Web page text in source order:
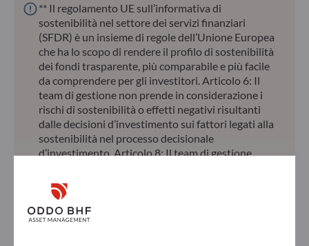
** Il regolamento UE sull’informativa di
sostenibilità nel settore dei servizi finanziari
(SFDR) è un insieme di regole dell’Unione Europea
che ha lo scopo di rendere il profilo di sostenibilità
dei fondi trasparente, più comparabile e più facile
da comprendere per gli investitori. Articolo 6: Il
team di gestione non prende in considerazione i
rischi di sostenibilità o effetti negativi risultanti
dalle decisioni d’investimento sui fattori legati alla
sostenibilità nel processo decisionale
d’investimento. Articolo 8: Il team di gestione
ESG (Ambientali e/o Sociali e/o di Governance) nei
suoi processi decisionali d’investimento. Articolo 9:
Il team di gestione persegue un rigido obiettivo
d’investimento sostenibile che apporti un